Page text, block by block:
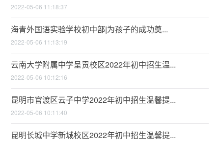
2022-05-06 11:18:37
海青外国语实验学校初中部|为孩子的成功奠...
2022-05-06 11:13:19
云南大学附属中学呈贡校区2022年初中招生温...
2022-05-06 10:12:16
昆明市官渡区云子中学2022年初中招生温馨提...
2022-05-06 10:11:40
昆明长城中学新城校区2022年初中招生温馨提...